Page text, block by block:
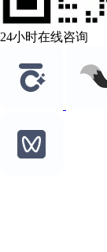
24小时在线咨询